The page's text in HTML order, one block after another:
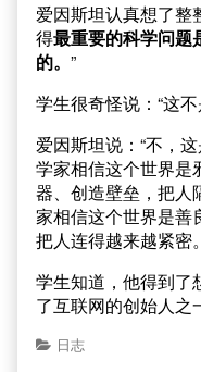
爱因斯坦认真想了整
得最重要的科学问题
的。 ”
学生很奇怪说：“这
爱因斯坦说：“不，
学家相信这个世界是
器、创造壁垒，把人
家相信这个世界是善
把人连得越来越紧密
学生知道，他得到了
了互联网的创始人之
日志